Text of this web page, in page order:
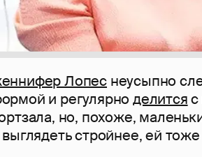
Лопес неусыпно
и регулярно делится
но, похоже,
выглядеть стройнее, ей